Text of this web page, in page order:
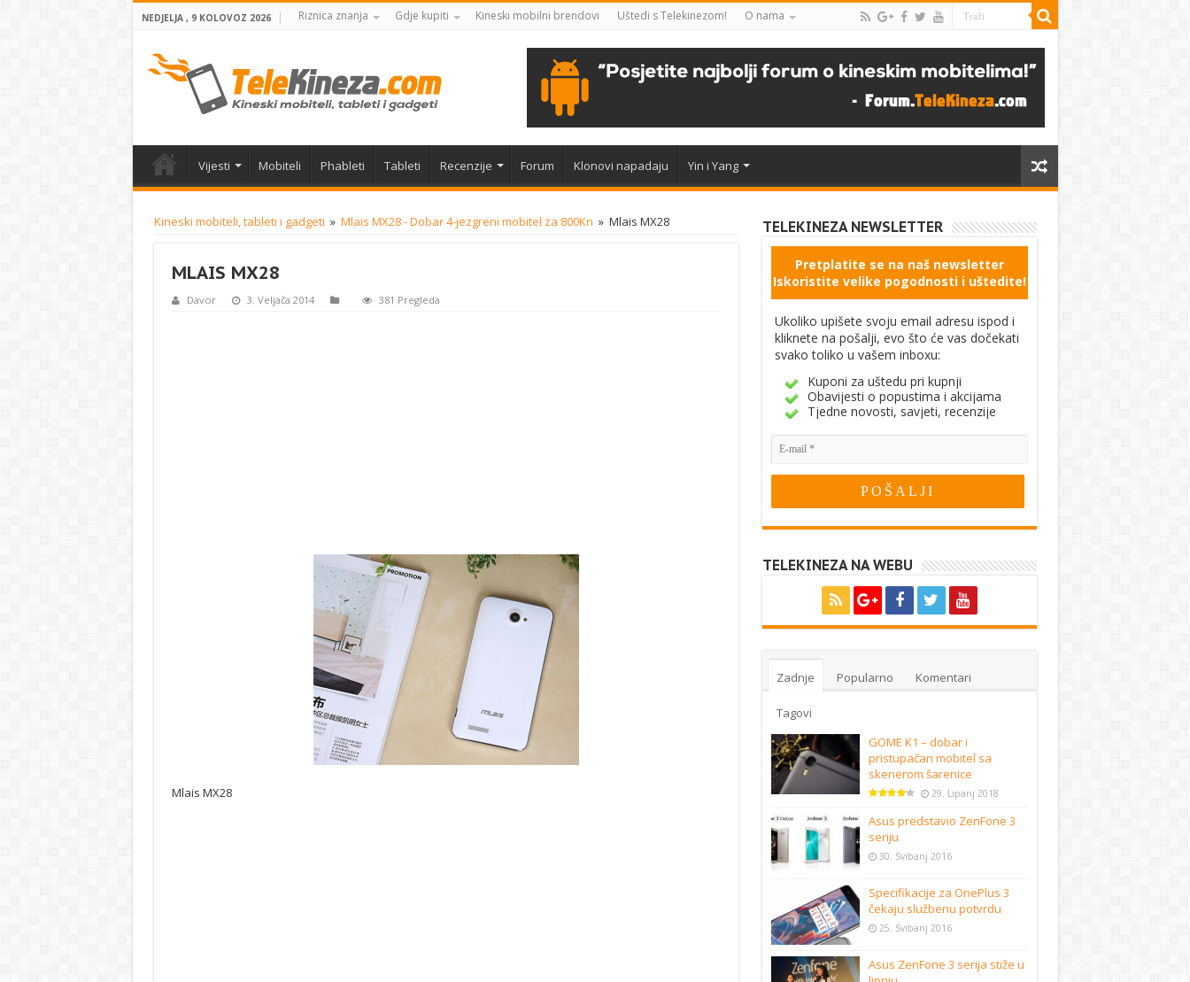
NEDJELJA , 9 KOLOVOZ 2026 Riznica znanja Gdje kupiti Kineski mobilni brendovi Uštedi s Telekinezom! O nama
Vijesti Mobiteli Phableti Tableti Recenzije Forum Klonovi napadaju Yin i Yang
Kineski mobiteli, tableti i gadgeti » Mlais MX28 - Dobar 4-jezgreni mobitel za 800Kn » Mlais MX28
MLAIS MX28
Davor 3. Veljača 2014 381 Pregleda
Mlais MX28
TELEKINEZA NEWSLETTER
Pretplatite se na naš newsletter
Iskoristite velike pogodnosti i uštedite!
Ukoliko upišete svoju email adresu ispod i
kliknete na pošalji, evo što će vas dočekati
svako toliko u vašem inboxu:
Kuponi za uštedu pri kupnji
Obavijesti o popustima i akcijama
Tjedne novosti, savjeti, recenzije
TELEKINEZA NA WEBU
Zadnje Popularno Komentari
Tagovi
GOME K1 – dobar i
pristupačan mobitel sa
skenerom šarenice
29. Lipanj 2018
Asus predstavio ZenFone 3
seriju
30. Svibanj 2016
Specifikacije za OnePlus 3
čekaju službenu potvrdu
25. Svibanj 2016
Asus ZenFone 3 serija stiže u